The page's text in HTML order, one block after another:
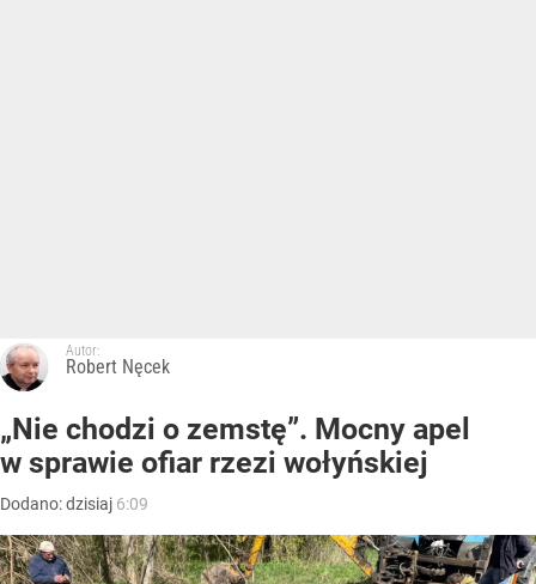
Autor:
Robert Nęcek
„Nie chodzi o zemstę”. Mocny apel
w sprawie ofiar rzezi wołyńskiej
Dodano:dzisiaj 6:09